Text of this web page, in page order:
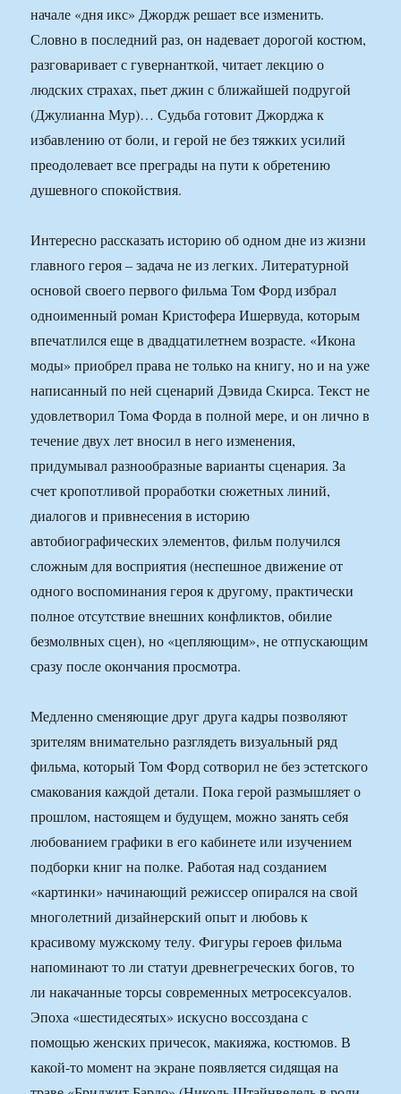
начале «дня икс» Джордж решает все изменить.
Словно в последний раз, он надевает дорогой костюм,
разговаривает с гувернанткой, читает лекцию о
людских страхах, пьет джин с ближайшей подругой
(Джулианна Мур)… Судьба готовит Джорджа к
избавлению от боли, и герой не без тяжких усилий
преодолевает все преграды на пути к обретению
душевного спокойствия.
Интересно рассказать историю об одном дне из жизни
главного героя – задача не из легких. Литературной
основой своего первого фильма Том Форд избрал
одноименный роман Кристофера Ишервуда, которым
впечатлился еще в двадцатилетнем возрасте. «Икона
моды» приобрел права не только на книгу, но и на уже
написанный по ней сценарий Дэвида Скирса. Текст не
удовлетворил Тома Форда в полной мере, и он лично в
течение двух лет вносил в него изменения,
придумывал разнообразные варианты сценария. За
счет кропотливой проработки сюжетных линий,
диалогов и привнесения в историю
автобиографических элементов, фильм получился
сложным для восприятия (неспешное движение от
одного воспоминания героя к другому, практически
полное отсутствие внешних конфликтов, обилие
безмолвных сцен), но «цепляющим», не отпускающим
сразу после окончания просмотра.
Медленно сменяющие друг друга кадры позволяют
зрителям внимательно разглядеть визуальный ряд
фильма, который Том Форд сотворил не без эстетского
смакования каждой детали. Пока герой размышляет о
прошлом, настоящем и будущем, можно занять себя
любованием графики в его кабинете или изучением
подборки книг на полке. Работая над созданием
«картинки» начинающий режиссер опирался на свой
многолетний дизайнерский опыт и любовь к
красивому мужскому телу. Фигуры героев фильма
напоминают то ли статуи древнегреческих богов, то
ли накачанные торсы современных метросексуалов.
Эпоха «шестидесятых» искусно воссоздана с
помощью женских причесок, макияжа, костюмов. В
какой-то момент на экране появляется сидящая на